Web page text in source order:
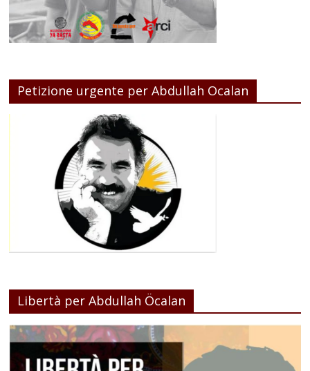
Petizione urgente per Abdullah Ocalan
Libertà per Abdullah Öcalan